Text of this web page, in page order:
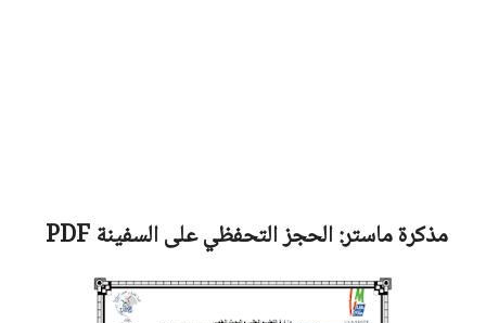
مذكرة ماستر:الحجز التحفظي على السفينةPDF